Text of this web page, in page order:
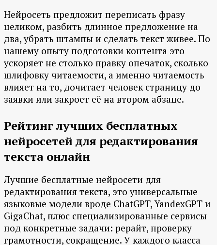
Нейросеть предложит переписать фразу
целиком, разбить длинное предложение на
два, убрать штампы и сделать текст живее. По
нашему опыту подготовки контента это
ускоряет не столько правку опечаток, сколько
шлифовку читаемости, а именно читаемость
влияет на то, дочитает человек страницу до
заявки или закроет её на втором абзаце.
Рейтинг лучших бесплатных
нейросетей для редактирования
текста онлайн
Лучшие бесплатные нейросети для
редактирования текста, это универсальные
языковые модели вроде ChatGPT, YandexGPT и
GigaChat, плюс специализированные сервисы
под конкретные задачи: рерайт, проверку
грамотности, сокращение. У каждого класса